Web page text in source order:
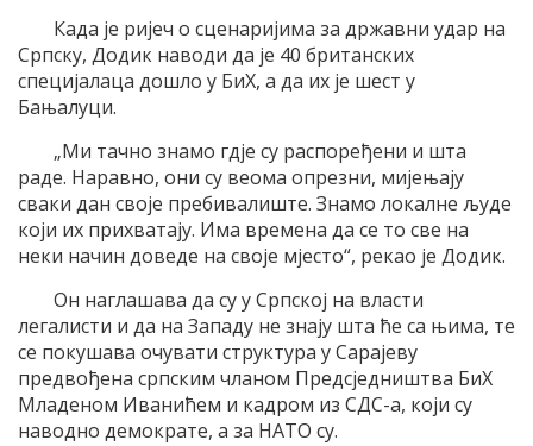
Када је ријеч о сценаријима за државни удар на
Српску, Додик наводи да је 40 британских
специјалаца дошло у БиХ, а да их је шест у
Бањалуци.
„Ми тачно знамо гдје су распоређени и шта
раде. Наравно, они су веома опрезни, мијењају
сваки дан своје пребивалиште. Знамо локалне људе
који их прихватају. Има времена да се то све на
неки начин доведе на своје мјесто“, рекао је Додик.
Он наглашава да су у Српској на власти
легалисти и да на Западу не знају шта ће са њима, те
се покушава очувати структура у Сарајеву
предвођена српским чланом Предсједништва БиХ
Младеном Иванићем и кадром из СДС-а, који су
наводно демократе, а за НАТО су.